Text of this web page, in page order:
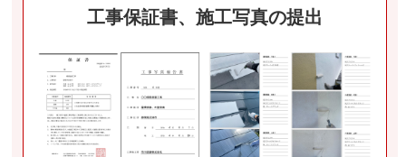
工事保証書、施工写真の提出